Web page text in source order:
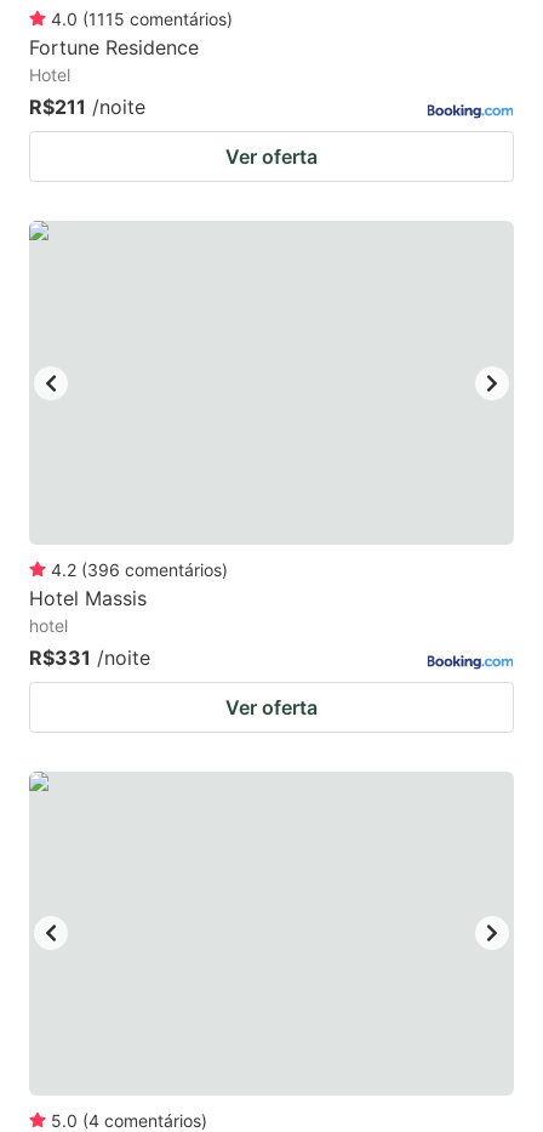
4.0 (1115 comentários)
Fortune Residence
Hotel
R$211 /noite
Ver oferta
4.2 (396 comentários)
Hotel Massis
hotel
R$331 /noite
Ver oferta
5.0 (4 comentários)